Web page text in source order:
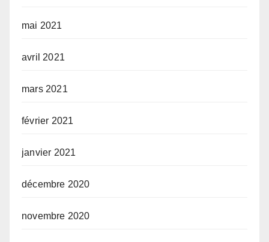
mai 2021
avril 2021
mars 2021
février 2021
janvier 2021
décembre 2020
novembre 2020